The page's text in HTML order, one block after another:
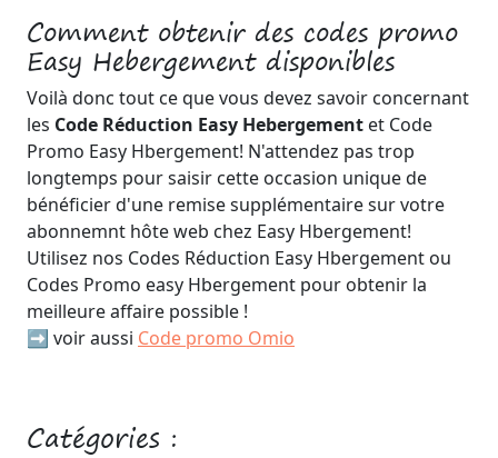
Comment obtenir des codes promo
Easy Hebergement disponibles
Voilà donc tout ce que vous devez savoir concernant
les Code Réduction Easy Hebergement et Code
Promo Easy Hbergement! N'attendez pas trop
longtemps pour saisir cette occasion unique de
bénéficier d'une remise supplémentaire sur votre
abonnemnt hôte web chez Easy Hbergement!
Utilisez nos Codes Réduction Easy Hbergement ou
Codes Promo easy Hbergement pour obtenir la
meilleure affaire possible !
➡️ voir aussi Code promo Omio
Catégories :